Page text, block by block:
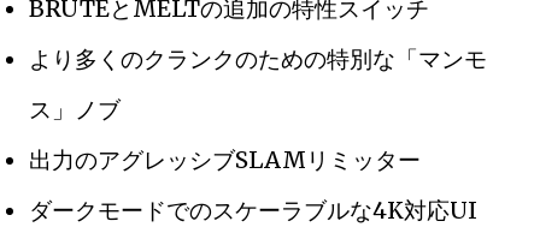
BRUTEとMELTの追加の特性スイッチ
より多くのクランクのための特別な「マンモ
ス」ノブ
出力のアグレッシブSLAMリミッター
ダークモードでのスケーラブルな4K対応UI